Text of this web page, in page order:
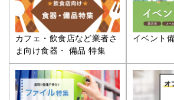
カフェ・飲食店など業者さ
ま向け食器・ 備品 特集
イベント